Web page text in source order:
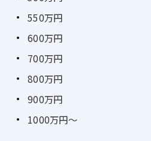
550万円
600万円
700万円
800万円
900万円
1000万円～